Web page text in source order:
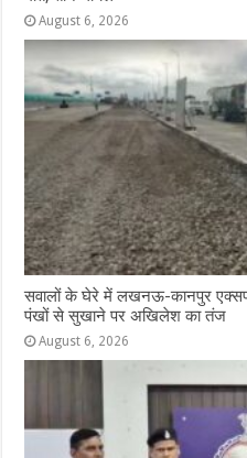
August 6, 2026
सवालों के घेरे में लखनऊ-कानपुर
पंखों से सुखाने पर अखिलेश का तंज
August 6, 2026